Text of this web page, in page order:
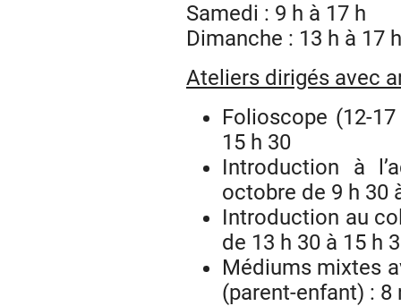
Samedi : 9 h à 17 h
Dimanche : 13 h à 17 h
Ateliers dirigés avec
Folioscope (12-
15 h 30
Introduction à
octobre de 9 h 30
Introduction au
de 13 h 30 à 15 h
Médiums mixtes
(parent-enfant) : 8